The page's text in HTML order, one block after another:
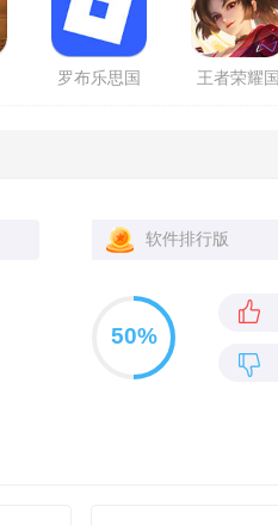
罗布乐思国
王者荣耀国
软件排行版